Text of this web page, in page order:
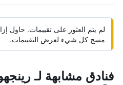
لم يتم العثور على تقييمات. حاول
مسح كل شيء لعرض التقييمات.
فنادق مشابهة لـ